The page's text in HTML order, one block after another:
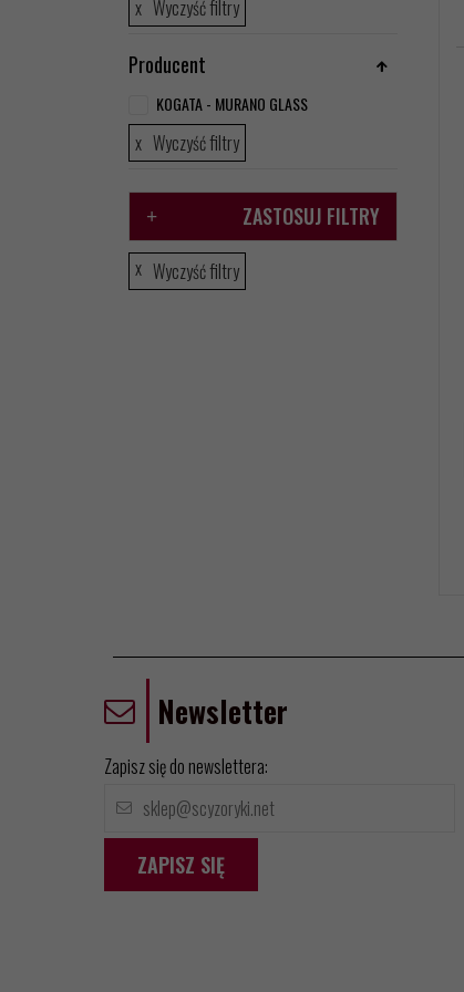
Wyczyść filtry
Producent
KOGATA - MURANO GLASS
Wyczyść filtry
ZASTOSUJ FILTRY
Wyczyść filtry
Newsletter
Zapisz się do newslettera:
ZAPISZ SIĘ